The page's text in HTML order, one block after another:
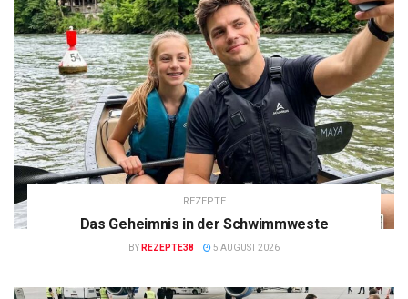
REZEPTE
Das Geheimnis in der Schwimmweste
BY REZEPTE38 5 AUGUST 2026